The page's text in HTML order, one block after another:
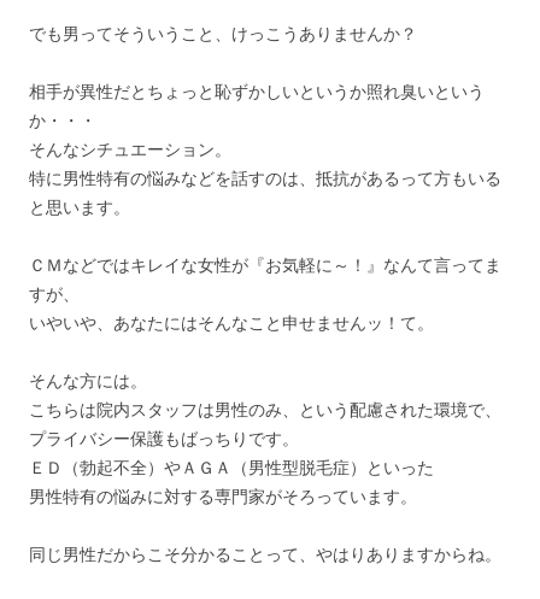
でも男ってそういうこと、けっこうありませんか？
相手が異性だとちょっと恥ずかしいというか照れ臭いという
か・・・
そんなシチュエーション。
特に男性特有の悩みなどを話すのは、抵抗があるって方もいる
と思います。
ＣＭなどではキレイな女性が『お気軽に～！』なんて言ってま
すが、
いやいや、あなたにはそんなこと申せませんッ！て。
そんな方には。
こちらは院内スタッフは男性のみ、という配慮された環境で、
プライバシー保護もばっちりです。
ＥＤ（勃起不全）やＡＧＡ（男性型脱毛症）といった
男性特有の悩みに対する専門家がそろっています。
同じ男性だからこそ分かることって、やはりありますからね。